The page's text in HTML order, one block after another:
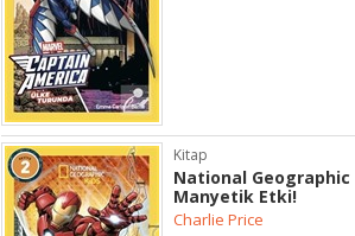
Kitap
National Geographic
Manyetik Etki!
Charlie Price